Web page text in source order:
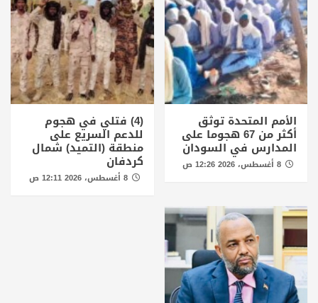
الأمم المتحدة توثق
أكثر من 67 هجوما على
المدارس في السودان
(4) فتلي في هجوم
للدعم السريع على
منطقة (التميد) شمال
كردفان
8 أغسطس، 2026 12:11 ص